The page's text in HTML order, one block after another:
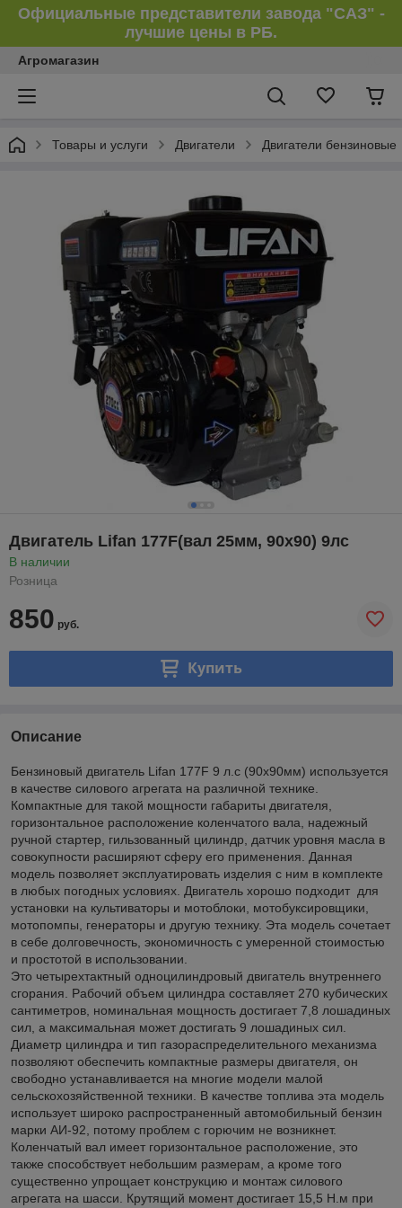
Официальные представители завода "САЗ" -
лучшие цены в РБ.
Агромагазин
Товары и услуги Двигатели Двигатели бензиновые
Двигатель Lifan 177F(вал 25мм, 90x90) 9лс
В наличии
Розница
850 руб.
Купить
Описание
Бензиновый двигатель Lifan 177F 9 л.с (90x90мм) используется
в качестве силового агрегата на различной технике.
Компактные для такой мощности габариты двигателя,
горизонтальное расположение коленчатого вала, надежный
ручной стартер, гильзованный цилиндр, датчик уровня масла в
совокупности расширяют сферу его применения. Данная
модель позволяет эксплуатировать изделия с ним в комплекте
в любых погодных условиях. Двигатель хорошо подходит для
установки на культиваторы и мотоблоки, мотобуксировщики,
мотопомпы, генераторы и другую технику. Эта модель сочетает
в себе долговечность, экономичность с умеренной стоимостью
и простотой в использовании.
Это четырехтактный одноцилиндровый двигатель внутреннего
сгорания. Рабочий объем цилиндра составляет 270 кубических
сантиметров, номинальная мощность достигает 7,8 лошадиных
сил, а максимальная может достигать 9 лошадиных сил.
Диаметр цилиндра и тип газораспределительного механизма
позволяют обеспечить компактные размеры двигателя, он
свободно устанавливается на многие модели малой
сельскохозяйственной техники. В качестве топлива эта модель
использует широко распространенный автомобильный бензин
марки АИ-92, потому проблем с горючим не возникнет.
Коленчатый вал имеет горизонтальное расположение, это
также способствует небольшим размерам, а кроме того
существенно упрощает конструкцию и монтаж силового
агрегата на шасси. Крутящий момент достигает 15,5 Н.м при